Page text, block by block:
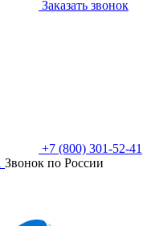
Заказать звонок
+7 (800) 301-52-41
Звонок по России